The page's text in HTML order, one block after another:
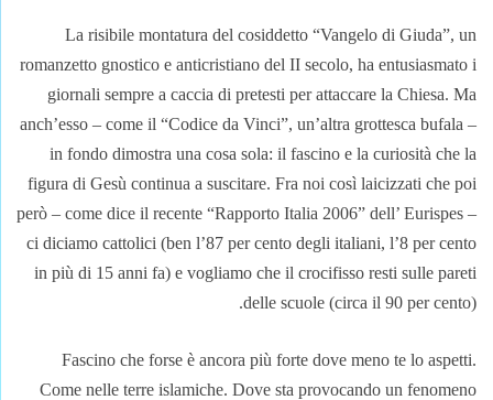
La risibile montatura del cosiddetto “Vangelo di Giuda”, un
romanzetto gnostico e anticristiano del II secolo, ha entusiasmato i
giornali sempre a caccia di pretesti per attaccare la Chiesa. Ma
anch’esso – come il “Codice da Vinci”, un’altra grottesca bufala –
in fondo dimostra una cosa sola: il fascino e la curiosità che la
figura di Gesù continua a suscitare. Fra noi così laicizzati che poi
però – come dice il recente “Rapporto Italia 2006” dell’ Eurispes –
ci diciamo cattolici (ben l’87 per cento degli italiani, l’8 per cento
in più di 15 anni fa) e vogliamo che il crocifisso resti sulle pareti
delle scuole (circa il 90 per cento).
Fascino che forse è ancora più forte dove meno te lo aspetti.
Come nelle terre islamiche. Dove sta provocando un fenomeno